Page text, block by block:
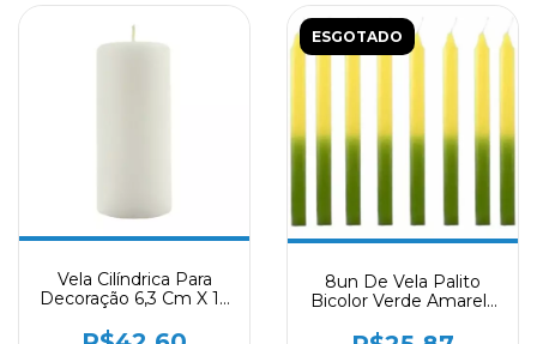
Vela Cilíndrica Para
Decoração 6,3 Cm X 17
ESGOTADO
8un De Vela Palito
Bicolor Verde Amarela